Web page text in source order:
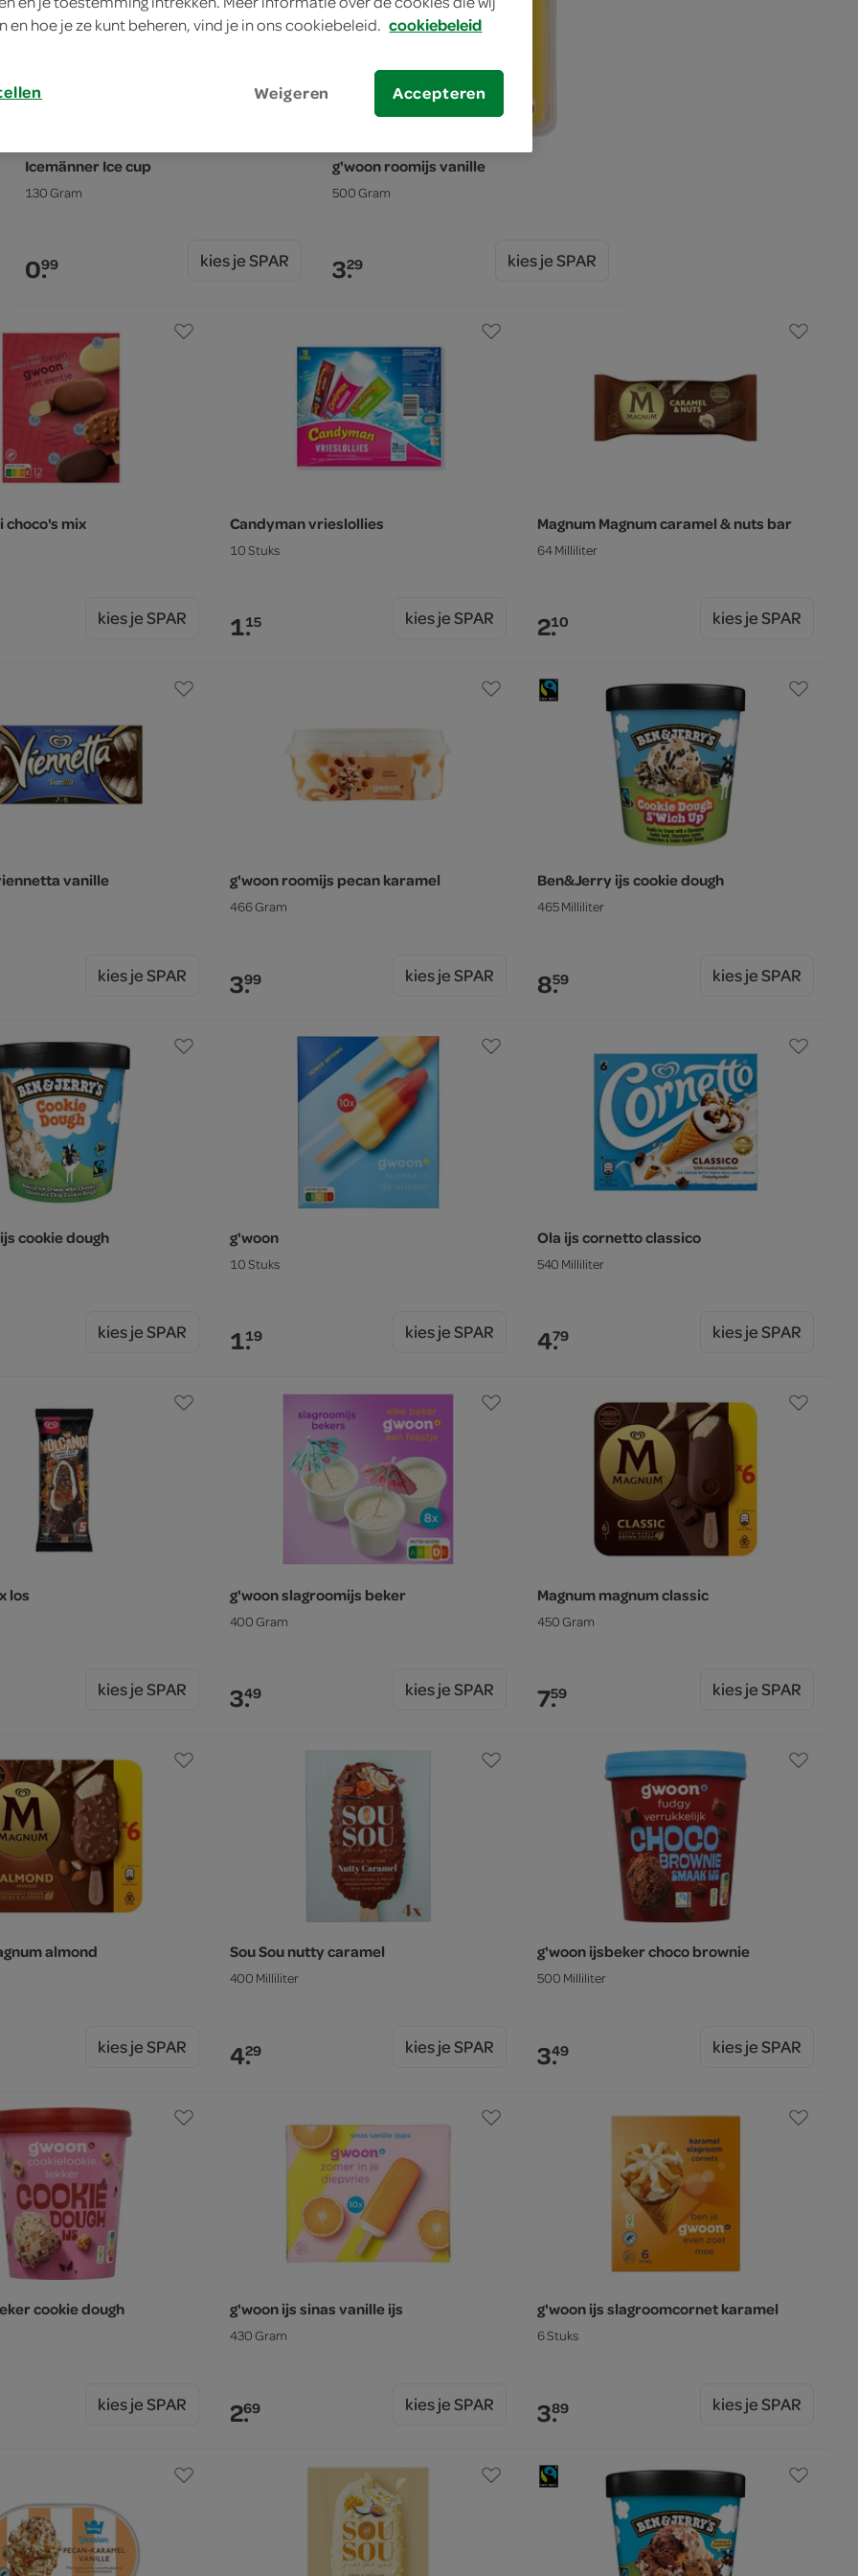
Icemänner Ice cup
130 Gram
0.99 kies je SPAR
g'woon roomijs vanille
500 Gram
3.29 kies je SPAR
choco's mix
kies je SPAR
Candyman vrieslollies
10 Stuks
1.15 kies je SPAR
Magnum Magnum caramel & nuts bar
64 Milliliter
2.10 kies je SPAR
vanille
kies je SPAR
g'woon roomijs pecan karamel
466 Gram
3.99 kies je SPAR
Ben&Jerry ijs cookie dough
465 Milliliter
8.59 kies je SPAR
cookie dough
kies je SPAR
g'woon
10 Stuks
1.19 kies je SPAR
Ola ijs cornetto classico
540 Milliliter
4.79 kies je SPAR
los
kies je SPAR
g'woon slagroomijs beker
400 Gram
3.49 kies je SPAR
Magnum magnum classic
450 Gram
7.59 kies je SPAR
almond
kies je SPAR
Sou Sou nutty caramel
400 Milliliter
4.29 kies je SPAR
g'woon ijsbeker choco brownie
500 Milliliter
3.49 kies je SPAR
cookie dough
kies je SPAR
g'woon ijs sinas vanille ijs
430 Gram
2.69 kies je SPAR
g'woon ijs slagroomcornet karamel
6 Stuks
3.89 kies je SPAR
en hoe je ze kunt beheren, vind je in ons cookiebeleid. cookiebeleid
Weigeren Accepteren